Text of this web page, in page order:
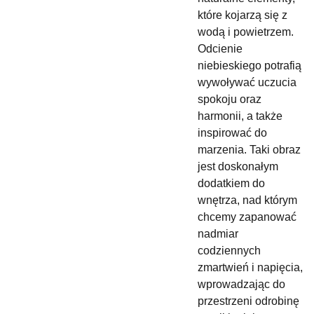
które kojarzą się z
wodą i powietrzem.
Odcienie
niebieskiego potrafią
wywoływać uczucia
spokoju oraz
harmonii, a także
inspirować do
marzenia. Taki obraz
jest doskonałym
dodatkiem do
wnętrza, nad którym
chcemy zapanować
nadmiar
codziennych
zmartwień i napięcia,
wprowadzając do
przestrzeni odrobinę